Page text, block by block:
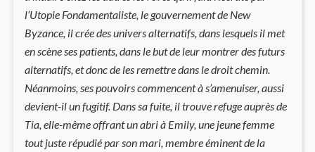
l’Utopie Fondamentaliste, le gouvernement de New
Byzance, il crée des univers alternatifs, dans lesquels il met
en scène ses patients, dans le but de leur montrer des futurs
alternatifs, et donc de les remettre dans le droit chemin.
Néanmoins, ses pouvoirs commencent à s’amenuiser, aussi
devient-il un fugitif. Dans sa fuite, il trouve refuge auprès de
Tia, elle-même offrant un abri à Emily, une jeune femme
tout juste répudié par son mari, membre éminent de la